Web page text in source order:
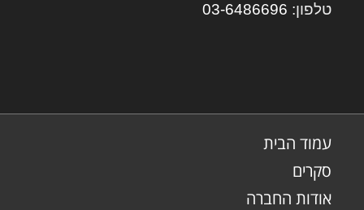
טלפון:
03-6486696
עמוד הבית
סקרים
אודות החברה